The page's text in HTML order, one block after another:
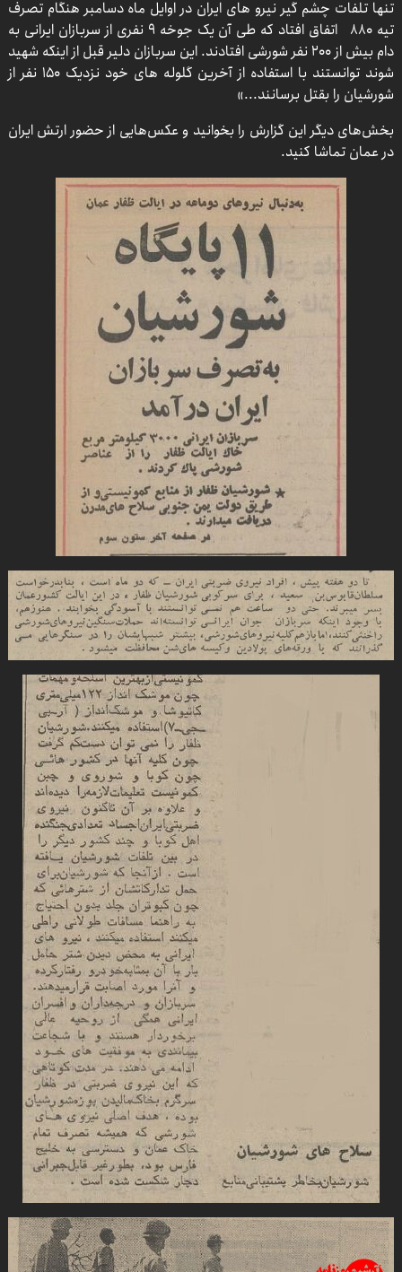
تنها تلفات چشم گیر نیرو های ایران در اوایل ماه دسامبر هنگام تصرف
تیه ۸۸۰ اتفاق افتاد که طی آن یک جوخه ۹ نفری از سربازان ایرانی به
دام بیش از ۲۰۰ نفر شورشی افتادند. این سربازان دلیر قبل از اینکه شهید
شوند توانستند با استفاده از آخرین گلوله های خود نزدیک ۱۵۰ نفر از
شورشیان را بقتل برسانند...»
بخش‌های دیگر این گزارش را بخوانید و عکس‌هایی از حضور ارتش ایران
در عمان تماشا کنید.